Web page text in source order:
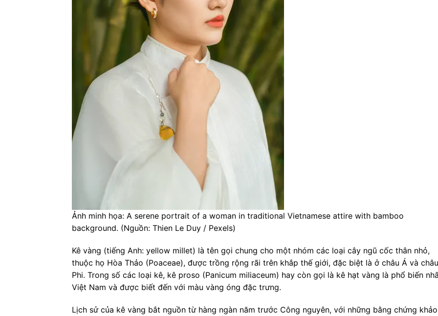
Ảnh minh họa: A serene portrait of a woman in traditional Vietnamese attire with bamboo
background. (Nguồn: Thien Le Duy / Pexels)
Kê vàng (tiếng Anh: yellow millet) là tên gọi chung cho một nhóm các loại cây ngũ cốc thân nhỏ,
thuộc họ Hòa Thảo (Poaceae), được trồng rộng rãi trên khắp thế giới, đặc biệt là ở châu Á và châu
Phi. Trong số các loại kê, kê proso (Panicum miliaceum) hay còn gọi là kê hạt vàng là phổ biến
Việt Nam và được biết đến với màu vàng óng đặc trưng.
Lịch sử của kê vàng bắt nguồn từ hàng ngàn năm trước Công nguyên, với những bằng chứng